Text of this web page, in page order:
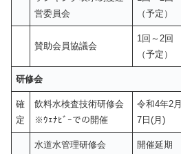
営委員会
（予定）
賛助会員協議会
1回～2回
（予定）
研修会
確
定
飲料水検査技術研修会
※ｳｪﾅﾋﾞｰでの開催
令和4年2月
7日(月)
水道水管理研修会 開催延期